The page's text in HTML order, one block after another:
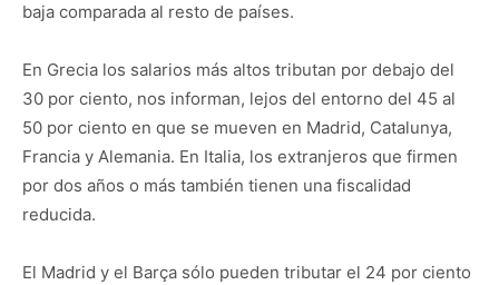
baja comparada al resto de países.
En Grecia los salarios más altos tributan por debajo del
30 por ciento, nos informan, lejos del entorno del 45 al
50 por ciento en que se mueven en Madrid, Catalunya,
Francia y Alemania. En Italia, los extranjeros que firmen
por dos años o más también tienen una fiscalidad
reducida.
El Madrid y el Barça sólo pueden tributar el 24 por ciento